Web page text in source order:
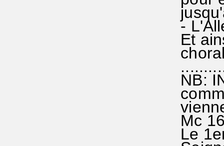
-
Et
NB:
Mc
Le